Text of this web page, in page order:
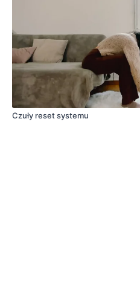
Czuły reset systemu